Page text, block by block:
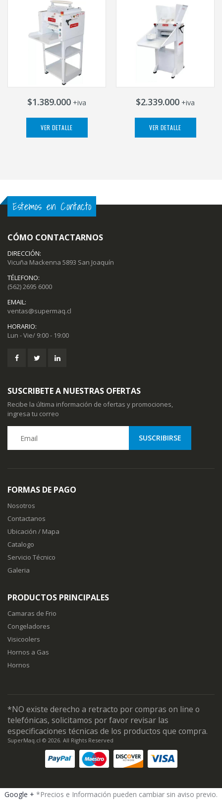
$1.389.000 +iva
VER DETALLE
$2.339.000 +iva
VER DETALLE
Estemos en Contacto
CÓMO CONTACTARNOS
DIRECCIÓN:
Vicuña Mackenna 5893 San Joaquín
TÉLEFONO:
(562) 2695 6000
EMAIL:
ventas@supermaq.cl
HORARIO:
Lun - Vie/ 9:00 - 19:00
SUSCRIBETE A NUESTRAS OFERTAS
Recibe la última información de ofertas y promociones,
ingresa tu correo
FORMAS DE PAGO
Nosotros
Contactanos
Ubicación / Mapa
Catalogo
Servicio Técnico
Galeria
PRODUCTOS PRINCIPALES
Camaras de Frio
Congeladores
Visicoolers
Hornos a Gas
Hornos
*NO existe derecho a retracto por compras on line o
telefónicas, solicitamos por favor revisar las
especificaciones técnicas de los productos que compra.
SuperMaq.cl © 2026. All Rights Reserved
Google + *Precios e Información pueden cambiar sin aviso previo.